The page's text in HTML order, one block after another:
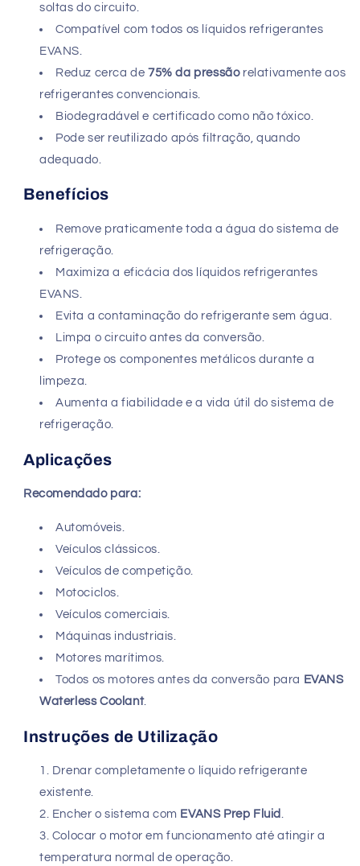
soltas do circuito.
Compatível com todos os líquidos refrigerantes
EVANS.
Reduz cerca de 75% da pressãorelativamente aos
refrigerantes convencionais.
Biodegradável e certificado como não tóxico.
Pode ser reutilizado após filtração, quando
adequado.
Benefícios
Remove praticamente toda a água do sistema de
refrigeração.
Maximiza a eficácia dos líquidos refrigerantes
EVANS.
Evita a contaminação do refrigerante sem água.
Limpa o circuito antes da conversão.
Protege os componentes metálicos durante a
limpeza.
Aumenta a fiabilidade e a vida útil do sistema de
refrigeração.
Aplicações
Recomendado para:
Automóveis.
Veículos clássicos.
Veículos de competição.
Motociclos.
Veículos comerciais.
Máquinas industriais.
Motores marítimos.
Todos os motores antes da conversão para EVANS
Waterless Coolant.
Instruções de Utilização
Drenar completamente o líquido refrigerante
existente.
Encher o sistema com EVANS Prep Fluid.
Colocar o motor em funcionamento até atingir a
temperatura normal de operação.